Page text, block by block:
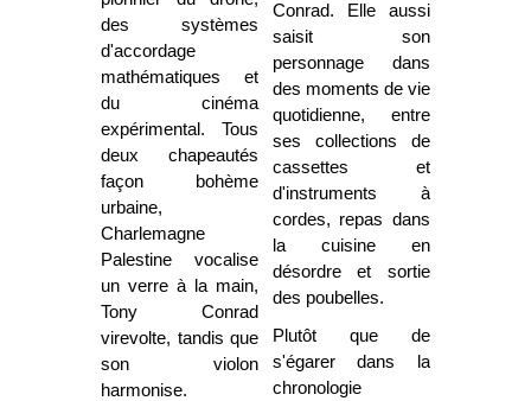
des systèmes
d'accordage
mathématiques et
du cinéma
expérimental. Tous
deux chapeautés
façon bohème
urbaine,
Charlemagne
Palestine vocalise
un verre à la main,
Tony Conrad
virevolte, tandis que
son violon
harmonise.
Conrad. Elle aussi
saisit son
personnage dans
des moments de vie
quotidienne, entre
ses collections de
cassettes et
d'instruments à
cordes, repas dans
la cuisine en
désordre et sortie
des poubelles.
Plutôt que de
s'égarer dans la
chronologie